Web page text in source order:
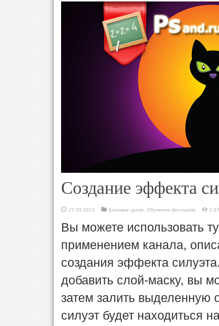
Создание эффекта
27.03.2013 Базовые уроки, Обучение фотошопу
Вы можете использовать
применением канала,
создания эффекта
добавить слой-маску, вы
затем залить выделенную
силуэт будет находиться